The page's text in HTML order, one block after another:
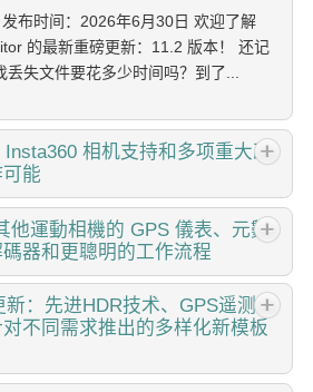
布时间：2026年6月30日 欢迎了解
的最新重磅更新：11.2 版本！ 还记
丢失文件要花多少时间吗？到了...
Insta360 相机支持和多项重大改
能
时间：2026年3月11日 对于富有创意
什么？当然是新的可能性。VSDC 团
，带来了备受期待的功能：现在您可
他運動相機的 GPS 儀表、元數
器和更聰明的工作流程
年11月19日发布 欢迎了解期待已久的
版本包含了令人难以置信的功能和重
到专业人士的所有用户赋能。 GPS
元数据、阿拉伯语界面、扩展编解码器
新：先进HDR技术、GPS遥测、
不同需求推出的多样化新模板